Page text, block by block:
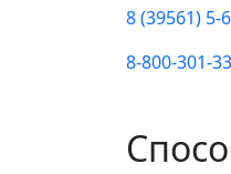
8 (39561) 5-
8-800-301-